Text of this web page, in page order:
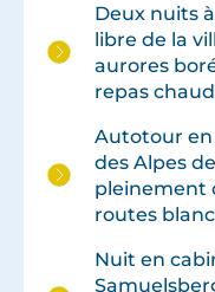
Deux nuits
libre de la
aurores
repas
Autotour en
des Alpes
pleinement
routes
Nuit en